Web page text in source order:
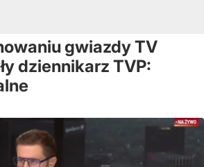
gwiazdy TV
dziennikarz TVP: